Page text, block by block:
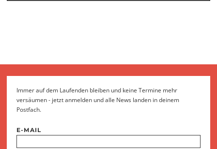
Immer auf dem Laufenden bleiben und keine Termine mehr
versäumen - jetzt anmelden und alle News landen in deinem
Postfach.
E-MAIL